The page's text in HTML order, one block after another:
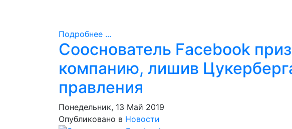
Подробнее ...
Сооснователь Facebook
компанию, лишив
правления
Понедельник, 13 Май 2019
Опубликовано в Новости